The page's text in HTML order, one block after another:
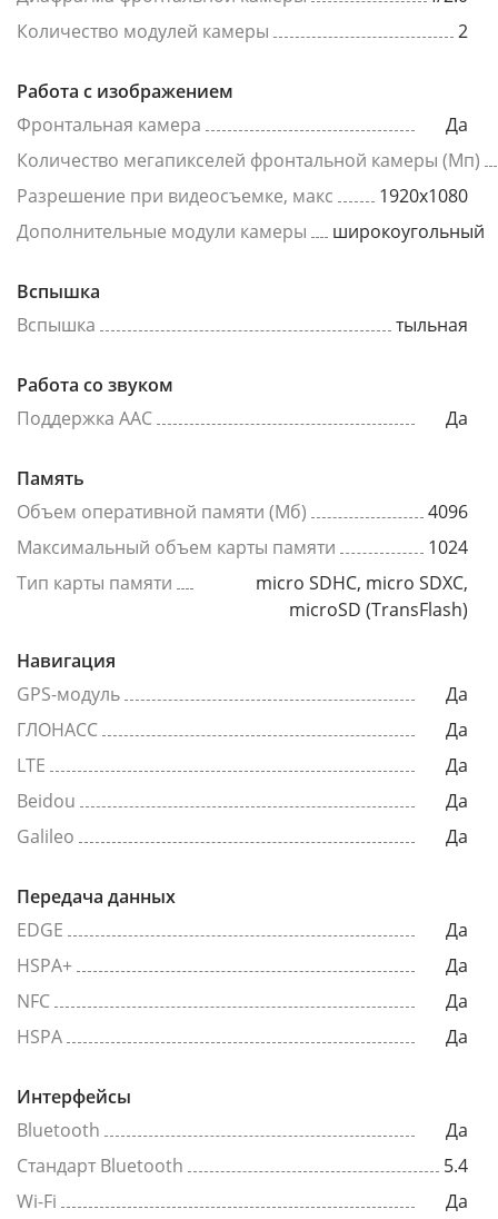
Количество модулей камеры
2
Работа с изображением
Фронтальная камера
Да
Количество мегапикселей фронтальной камеры (Мп)
Разрешение при видеосъемке, макс
1920x1080
Дополнительные модули камеры
широкоугольный
Вспышка
Вспышка
тыльная
Работа со звуком
Поддержка AAC
Да
Память
Объем оперативной памяти (Мб)
4096
Максимальный объем карты памяти
1024
Тип карты памяти
micro SDHC, micro SDXC,
microSD (TransFlash)
Навигация
GPS-модуль
Да
ГЛОНАСС
Да
LTE
Да
Beidou
Да
Galileo
Да
Передача данных
EDGE
Да
HSPA+
Да
NFC
Да
HSPA
Да
Интерфейсы
Bluetooth
Да
Стандарт Bluetooth
5.4
Wi-Fi
Да